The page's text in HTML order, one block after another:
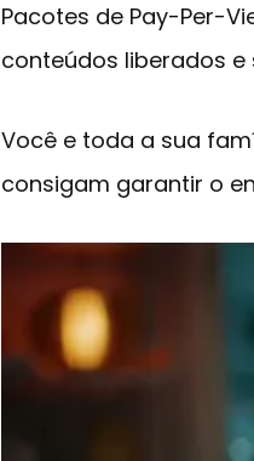
Pacotes de Pay-Per-
conteúdos liberados
Você e toda a sua
consigam garantir o